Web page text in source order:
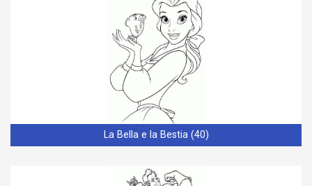
La Bella e la Bestia (40)